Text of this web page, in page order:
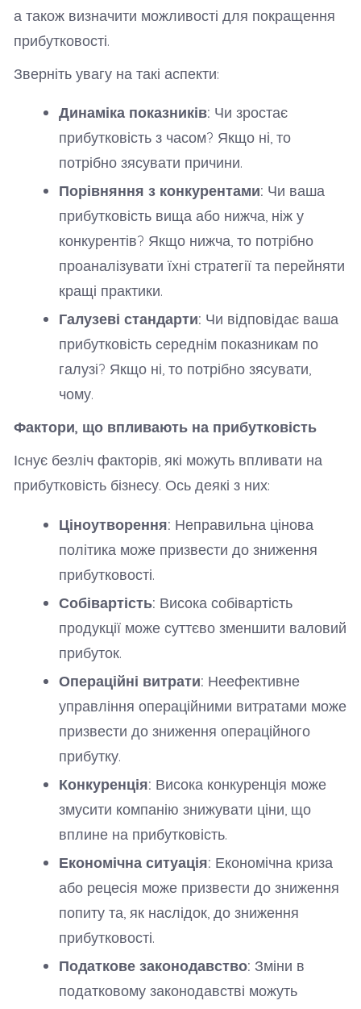
а також визначити можливості для покращення
прибутковості.
Зверніть увагу на такі аспекти:
Динаміка показників: Чи зростає
прибутковість з часом? Якщо ні, то
потрібно зясувати причини.
Порівняння з конкурентами: Чи ваша
прибутковість вища або нижча, ніж у
конкурентів? Якщо нижча, то потрібно
проаналізувати їхні стратегії та перейняти
кращі практики.
Галузеві стандарти: Чи відповідає ваша
прибутковість середнім показникам по
галузі? Якщо ні, то потрібно зясувати,
чому.
Фактори, що впливають на прибутковість
Існує безліч факторів, які можуть впливати на
прибутковість бізнесу. Ось деякі з них:
Ціноутворення: Неправильна цінова
політика може призвести до зниження
прибутковості.
Собівартість: Висока собівартість
продукції може суттєво зменшити валовий
прибуток.
Операційні витрати: Неефективне
управління операційними витратами може
призвести до зниження операційного
прибутку.
Конкуренція: Висока конкуренція може
змусити компанію знижувати ціни, що
вплине на прибутковість.
Економічна ситуація: Економічна криза
або рецесія може призвести до зниження
попиту та, як наслідок, до зниження
прибутковості.
Податкове законодавство: Зміни в
податковому законодавстві можуть